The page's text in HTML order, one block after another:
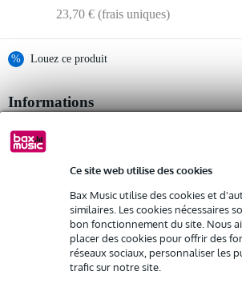
Ce site web utilise des cookies
Bax Music utilise des cookies et
similaires. Les cookies nécessaires
bon fonctionnement du site. Nous
placer des cookies pour offrir des
réseaux sociaux, personnaliser les
trafic sur notre site.
23,70 € (frais uniques)
% Louez ce produit
Louez ce produit à partir de 34 € par
2 500 €
Livraison à domicile
Résiliation possible du contrat après 4
Remplacement rapide par Bax Music en
Louez ce produit
Informations
4 canaux peuvent être utilisés
direct active, boîte d'isolation de ligne ou
la prise d'entrée combo accepte les signaux
symétriques
sorties conçues avec deux sorties XLR
transformateur par canal (une à l'avant et
Afficher toutes les caractéristiques du produit